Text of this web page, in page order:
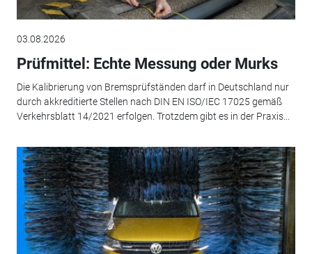
03.08.2026
Prüfmittel: Echte Messung oder Murks
Die Kalibrierung von Bremsprüfständen darf in Deutschland nur
durch akkreditierte Stellen nach DIN EN ISO/IEC 17025 gemäß
Verkehrsblatt 14/2021 erfolgen. Trotzdem gibt es in der Praxis...